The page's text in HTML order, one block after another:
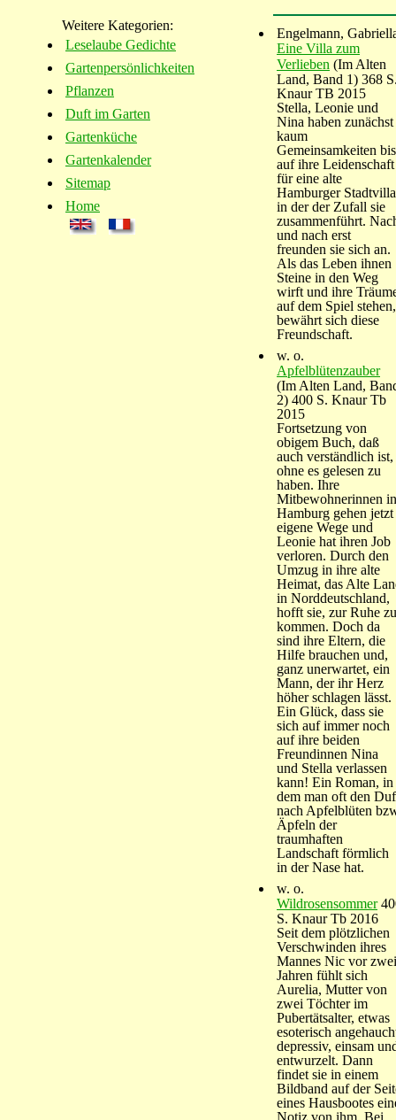
Weitere Kategorien:
Leselaube Gedichte
Gartenpersönlichkeiten
Pflanzen
Duft im Garten
Gartenküche
Gartenkalender
Sitemap
Home
Engelmann,
Eine Villa zum
Verlieben (Im Alten
Land, Band 1) 368
Knaur TB 2015
Stella, Leonie und
Nina haben zunächst
kaum
Gemeinsamkeiten bis
auf ihre Leidenschaft
für eine alte
Hamburger
in der der Zufall sie
zusammenführt.
und nach erst
freunden sie sich an.
Als das Leben ihnen
Steine in den Weg
wirft und ihre
auf dem Spiel stehen,
bewährt sich diese
Freundschaft.
w. o.
Apfelblütenzauber
(Im Alten Land,
2) 400 S. Knaur Tb
2015
Fortsetzung von
obigem Buch, daß
auch verständlich ist,
ohne es gelesen zu
haben. Ihre
Mitbewohnerinnen in
Hamburg gehen jetzt
eigene Wege und
Leonie hat ihren Job
verloren. Durch den
Umzug in ihre alte
Heimat, das Alte
in Norddeutschland,
hofft sie, zur Ruhe zu
kommen. Doch da
sind ihre Eltern, die
Hilfe brauchen und,
ganz unerwartet, ein
Mann, der ihr Herz
höher schlagen lässt.
Ein Glück, dass sie
sich auf immer noch
auf ihre beiden
Freundinnen Nina
und Stella verlassen
kann! Ein Roman, in
dem man oft den
nach Apfelblüten
Äpfeln der
traumhaften
Landschaft förmlich
in der Nase hat.
w. o.
Wildrosensommer
S. Knaur Tb 2016
Seit dem plötzlichen
Verschwinden ihres
Mannes Nic vor zwei
Jahren fühlt sich
Aurelia, Mutter von
zwei Töchter im
Pubertätsalter, etwas
esoterisch
depressiv, einsam
entwurzelt. Dann
findet sie in einem
Bildband auf der
eines Hausbootes